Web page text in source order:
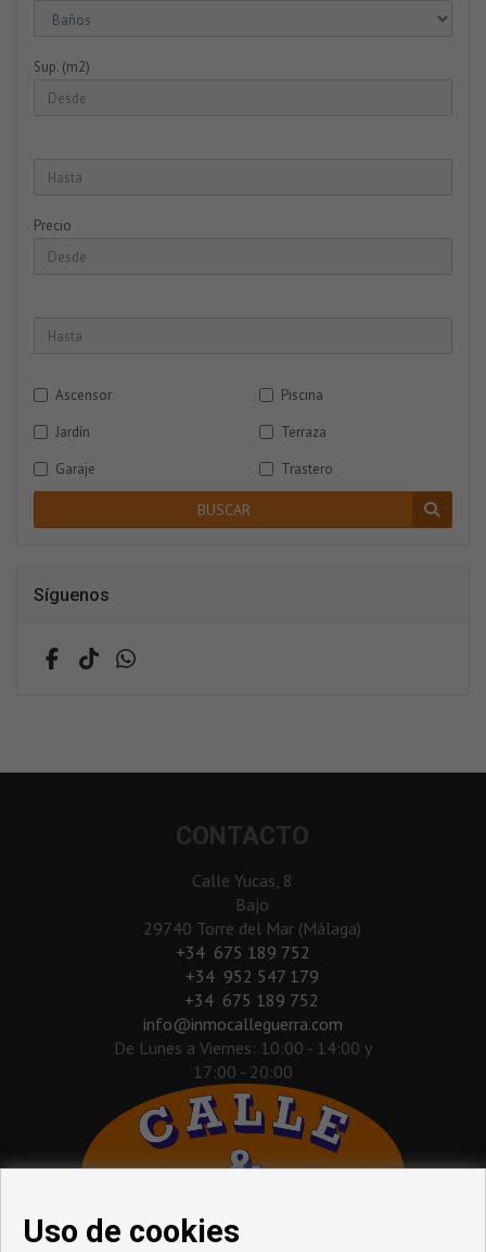
Sup. (m2)
Precio
Ascensor
Piscina
Jardín
Terraza
Garaje
Trastero
BUSCAR
Síguenos
CONTACTO
Calle Yucas, 8
Bajo
29740 Torre del Mar (Málaga)
‎+34 675 189 752
+34 952 547 179
+34 675 189 752
info@inmocalleguerra.com
De Lunes a Viernes: 10:00 - 14:00 y
17:00 - 20:00
Uso de cookies